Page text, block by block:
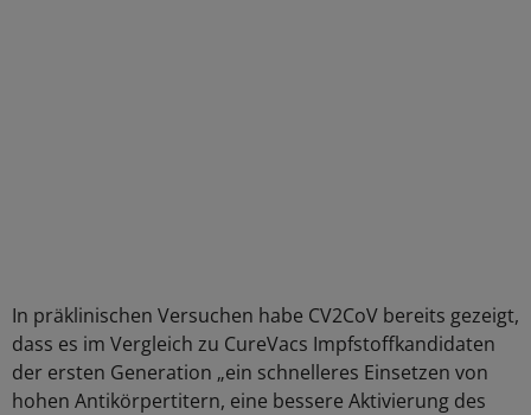
In präklinischen Versuchen habe CV2CoV bereits gezeigt,
dass es im Vergleich zu CureVacs Impfstoffkandidaten
der ersten Generation „ein schnelleres Einsetzen von
hohen Antikörpertitern, eine bessere Aktivierung des